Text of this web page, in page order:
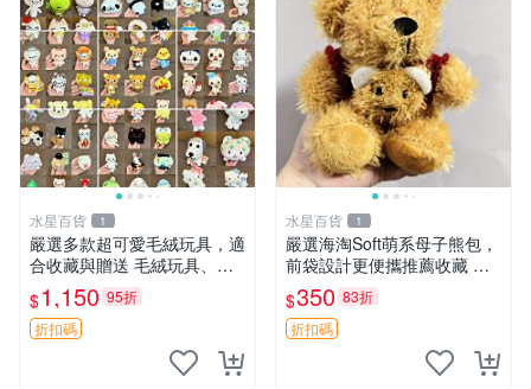
水星百貨 1
嚴選多款超可愛毛絨玩具，適
合收藏與贈送 毛絨玩具、抱
枕、公仔
$1,150 95折
折扣碼
水星百貨 1
嚴選海淘Soft萌系母子熊包，
前袋設計更便攜推薦收藏 母
子熊 軟綿綿 包包
$350 83折
折扣碼